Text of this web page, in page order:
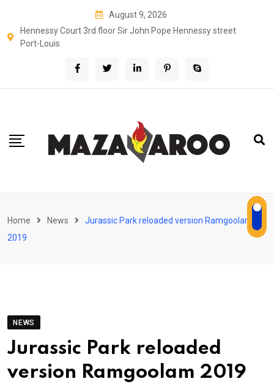
content
August 9, 2026
Hennessy Court 3rd floor Sir John Pope Hennessy street
Port-Louis
Home News
Jurassic Park reloaded version Ramgoolam
2019
NEWS
Jurassic Park reloaded
version Ramgoolam 2019